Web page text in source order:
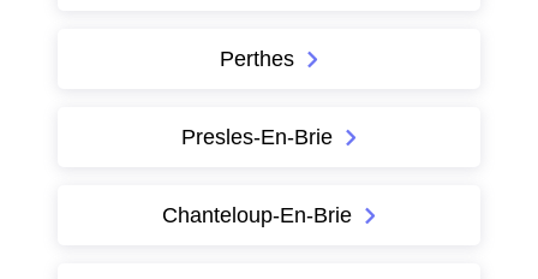
Perthes
Presles-En-Brie
Chanteloup-En-Brie